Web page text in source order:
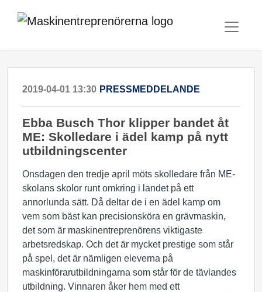
2019-04-01 13:30 PRESSMEDDELANDE
​Ebba Busch Thor klipper bandet åt
ME: Skolledare i ädel kamp på nytt
utbildningscenter
Onsdagen den tredje april möts skolledare från ME-
skolans skolor runt omkring i landet på ett
annorlunda sätt. Då deltar de i en ädel kamp om
vem som bäst kan precisionsköra en grävmaskin,
det som är maskinentreprenörens viktigaste
arbetsredskap. Och det är mycket prestige som står
på spel, det är nämligen eleverna på
maskinförarutbildningarna som står för de tävlandes
utbildning. Vinnaren åker hem med ett